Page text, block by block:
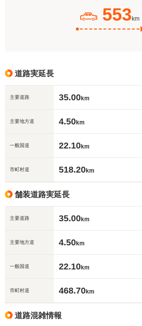
553 km
道路実延長
主要道路 35.00km
主要地方道 4.50km
一般国道 22.10km
市町村道 518.20km
舗装道路実延長
主要道路 35.00km
主要地方道 4.50km
一般国道 22.10km
市町村道 468.70km
道路混雑情報